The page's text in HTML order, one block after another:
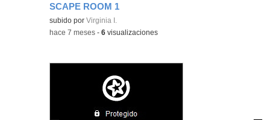
SCAPE ROOM 1
Contenido educativo.
subido porVirginia I.
-hace 7 meses -6 visualizaciones